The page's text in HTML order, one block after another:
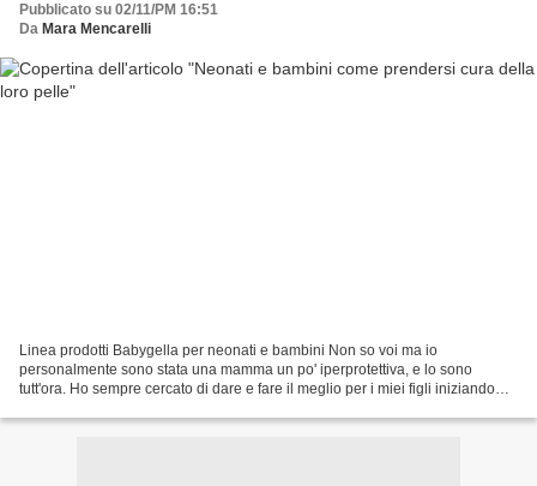
Pubblicato su 02/11/PM 16:51
Da Mara Mencarelli
Linea prodotti Babygella per neonati e bambini Non so voi ma io
personalmente sono stata una mamma un po' iperprotettiva, e lo sono
tutt'ora. Ho sempre cercato di dare e fare il meglio per i miei figli iniziando